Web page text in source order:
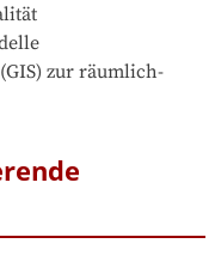
zur räumlich-